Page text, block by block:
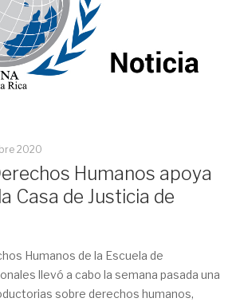
2020
Humanos apoya
Casa de Justicia de
Humanos de la Escuela de
llevó a cabo la semana pasada una
sobre derechos humanos,